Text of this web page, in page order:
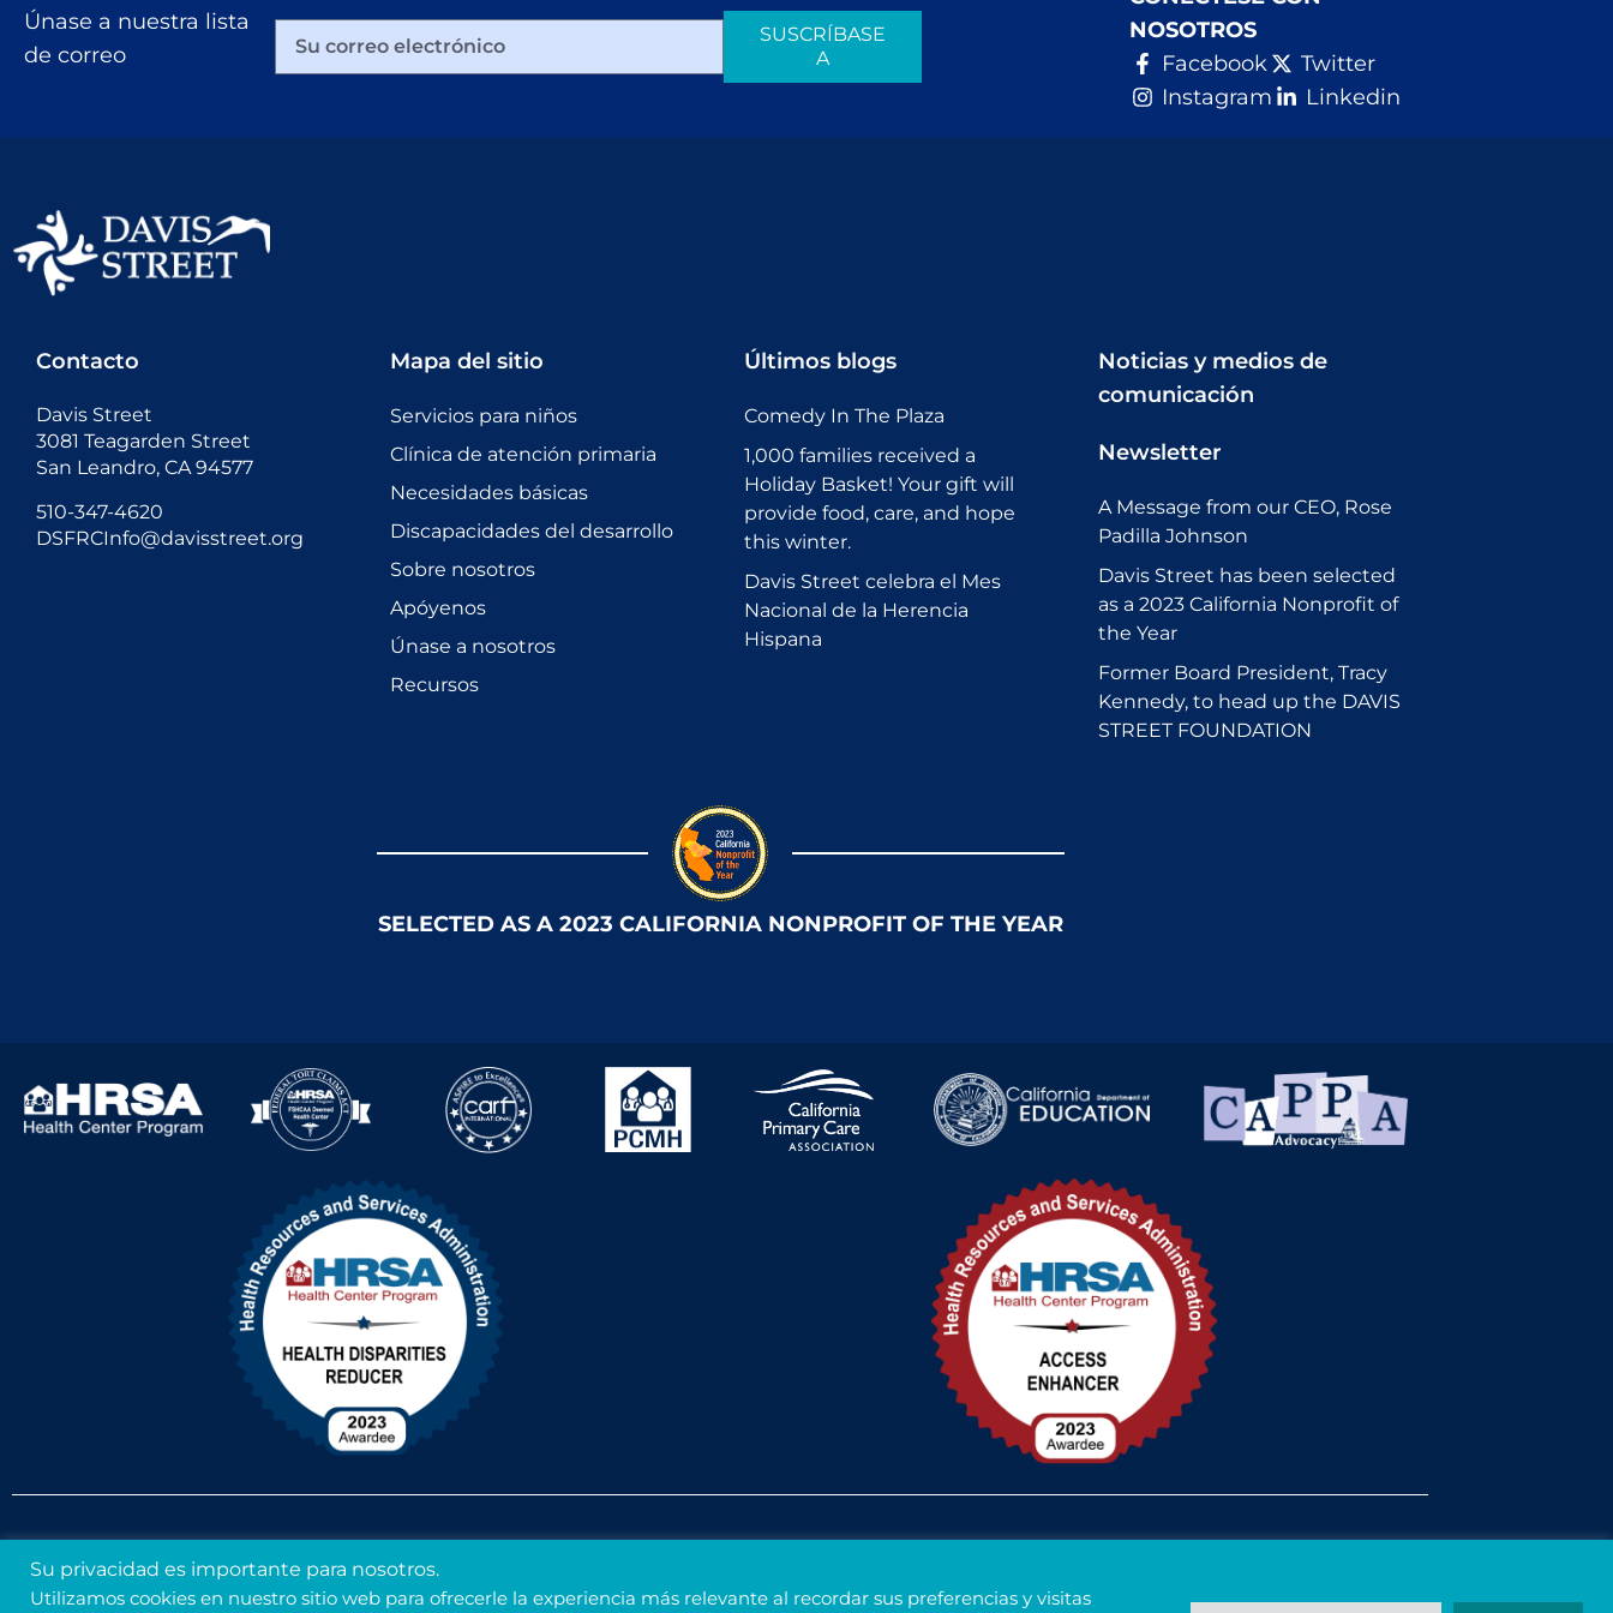
Únase a nuestra lista
de correo
SUSCRÍBASE
A
NOSOTROS
Facebook
Twitter
Instagram
Linkedin
Contacto
Davis Street
3081 Teagarden Street
San Leandro, CA 94577
510-347-4620
DSFRCInfo@davisstreet.org
Mapa del sitio
Servicios para niños
Clínica de atención primaria
Necesidades básicas
Discapacidades del desarrollo
Sobre nosotros
Apóyenos
Únase a nosotros
Recursos
Últimos blogs
Comedy In The Plaza
1,000 families received a
Holiday Basket! Your gift will
provide food, care, and hope
this winter.
Davis Street celebra el Mes
Nacional de la Herencia
Hispana
Noticias y medios de
comunicación
Newsletter
A Message from our CEO, Rose
Padilla Johnson
Davis Street has been selected
as a 2023 California Nonprofit of
the Year
Former Board President, Tracy
Kennedy, to head up the DAVIS
STREET FOUNDATION
SELECTED AS A 2023 CALIFORNIA NONPROFIT OF THE YEAR
Su privacidad es importante para nosotros.
Utilizamos cookies en nuestro sitio web para ofrecerle la experiencia más relevante al recordar sus preferencias y visitas